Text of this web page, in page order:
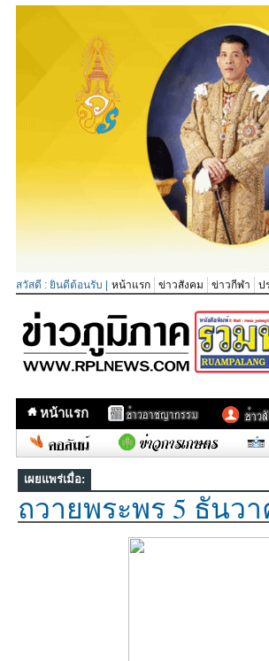
สวัสดี : ยินดีต้อนรับ | หน้าแรก ข่าวสังคม ข่าวกีฬา ป
หน้าแรก
เผยแพร่เมื่อ:
ถวายพระพร 5 ธันว